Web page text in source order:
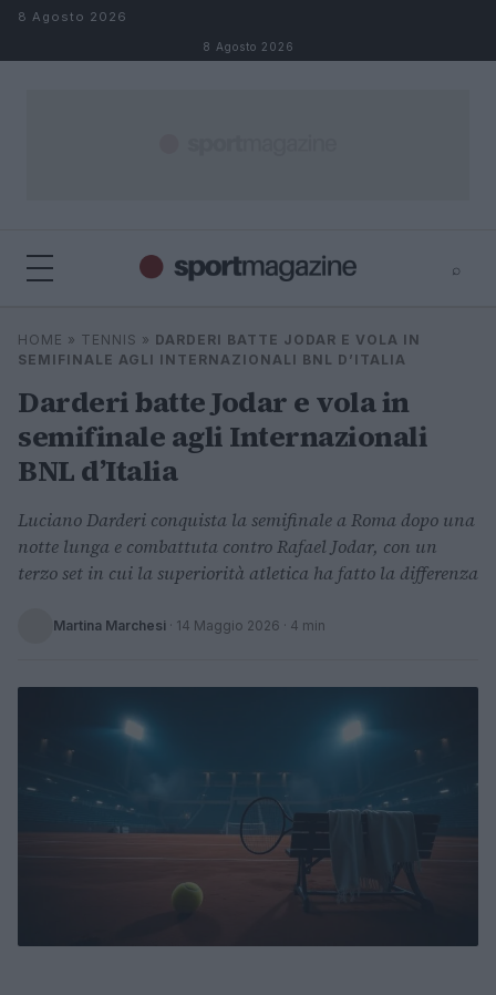
Salta al contenuto
8 Agosto 2026
8 Agosto 2026
⌕
Cerca
HOME » TENNIS » DARDERI BATTE JODAR E VOLA IN
SEMIFINALE AGLI INTERNAZIONALI BNL D’ITALIA
Darderi batte Jodar e vola in
semifinale agli Internazionali
BNL d’Italia
Luciano Darderi conquista la semifinale a Roma dopo una
notte lunga e combattuta contro Rafael Jodar, con un
terzo set in cui la superiorità atletica ha fatto la differenza
Martina Marchesi · 14 Maggio 2026 · 4 min